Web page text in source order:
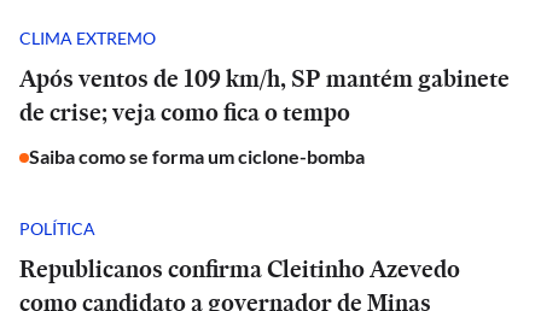
CLIMA EXTREMO
Após ventos de 109 km/h, SP mantém gabinete
de crise; veja como fica o tempo
Saiba como se forma um ciclone-bomba
POLÍTICA
Republicanos confirma Cleitinho Azevedo
como candidato a governador de Minas